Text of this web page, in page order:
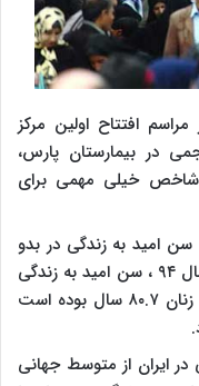
افتتاح اولین مرکز
در بیمارستان پارس،
شاخص خیلی مهمی برای
اعلام اینکه در سال های ۴۸ تا ۴۹ ، سن امید به زندگی در بدو
تولد در کشورمان ۵۲ سال بود، افزود: در سال ۹۴ ، سن امید به زندگی
در بدو تولد برای مردان ۷۶.۳ سال و برای زنان ۸۰.۷ سال بوده است
در ایران از متوسط جهانی